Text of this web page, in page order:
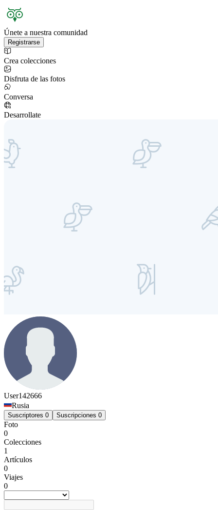
Únete a nuestra comunidad
Registrarse
Crea colecciones
Disfruta de las fotos
Conversa
Desarrollate
User142666
Rusia
Suscriptores 0 Suscripciones 0
Foto
0
Colecciones
1
Artículos
0
Viajes
0